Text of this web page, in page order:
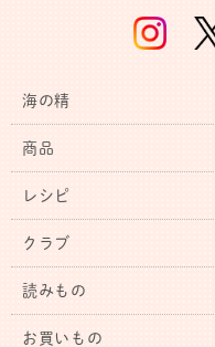
海の精
商品
レシピ
クラブ
読みもの
お買いもの